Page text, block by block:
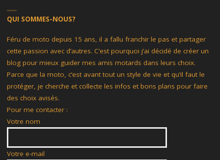
QUI SOMMES-NOUS?
Féru de moto depuis 15 ans, il a fallu franchir le pas et partager
cette passion avec d’autres. C’est pourquoi j’ai décidé de créer un
blog pour mieux guider mes amis motards dans leurs choix.
Parce que la moto, c’est avant tout un style de vie et qu’il faut le
protéger, je cherche et collecte les infos et bons plans pour faire
des choix avisés.
Pour me contacter :
Votre nom
Votre e-mail